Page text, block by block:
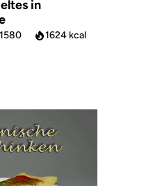
in
1580 1624 kcal